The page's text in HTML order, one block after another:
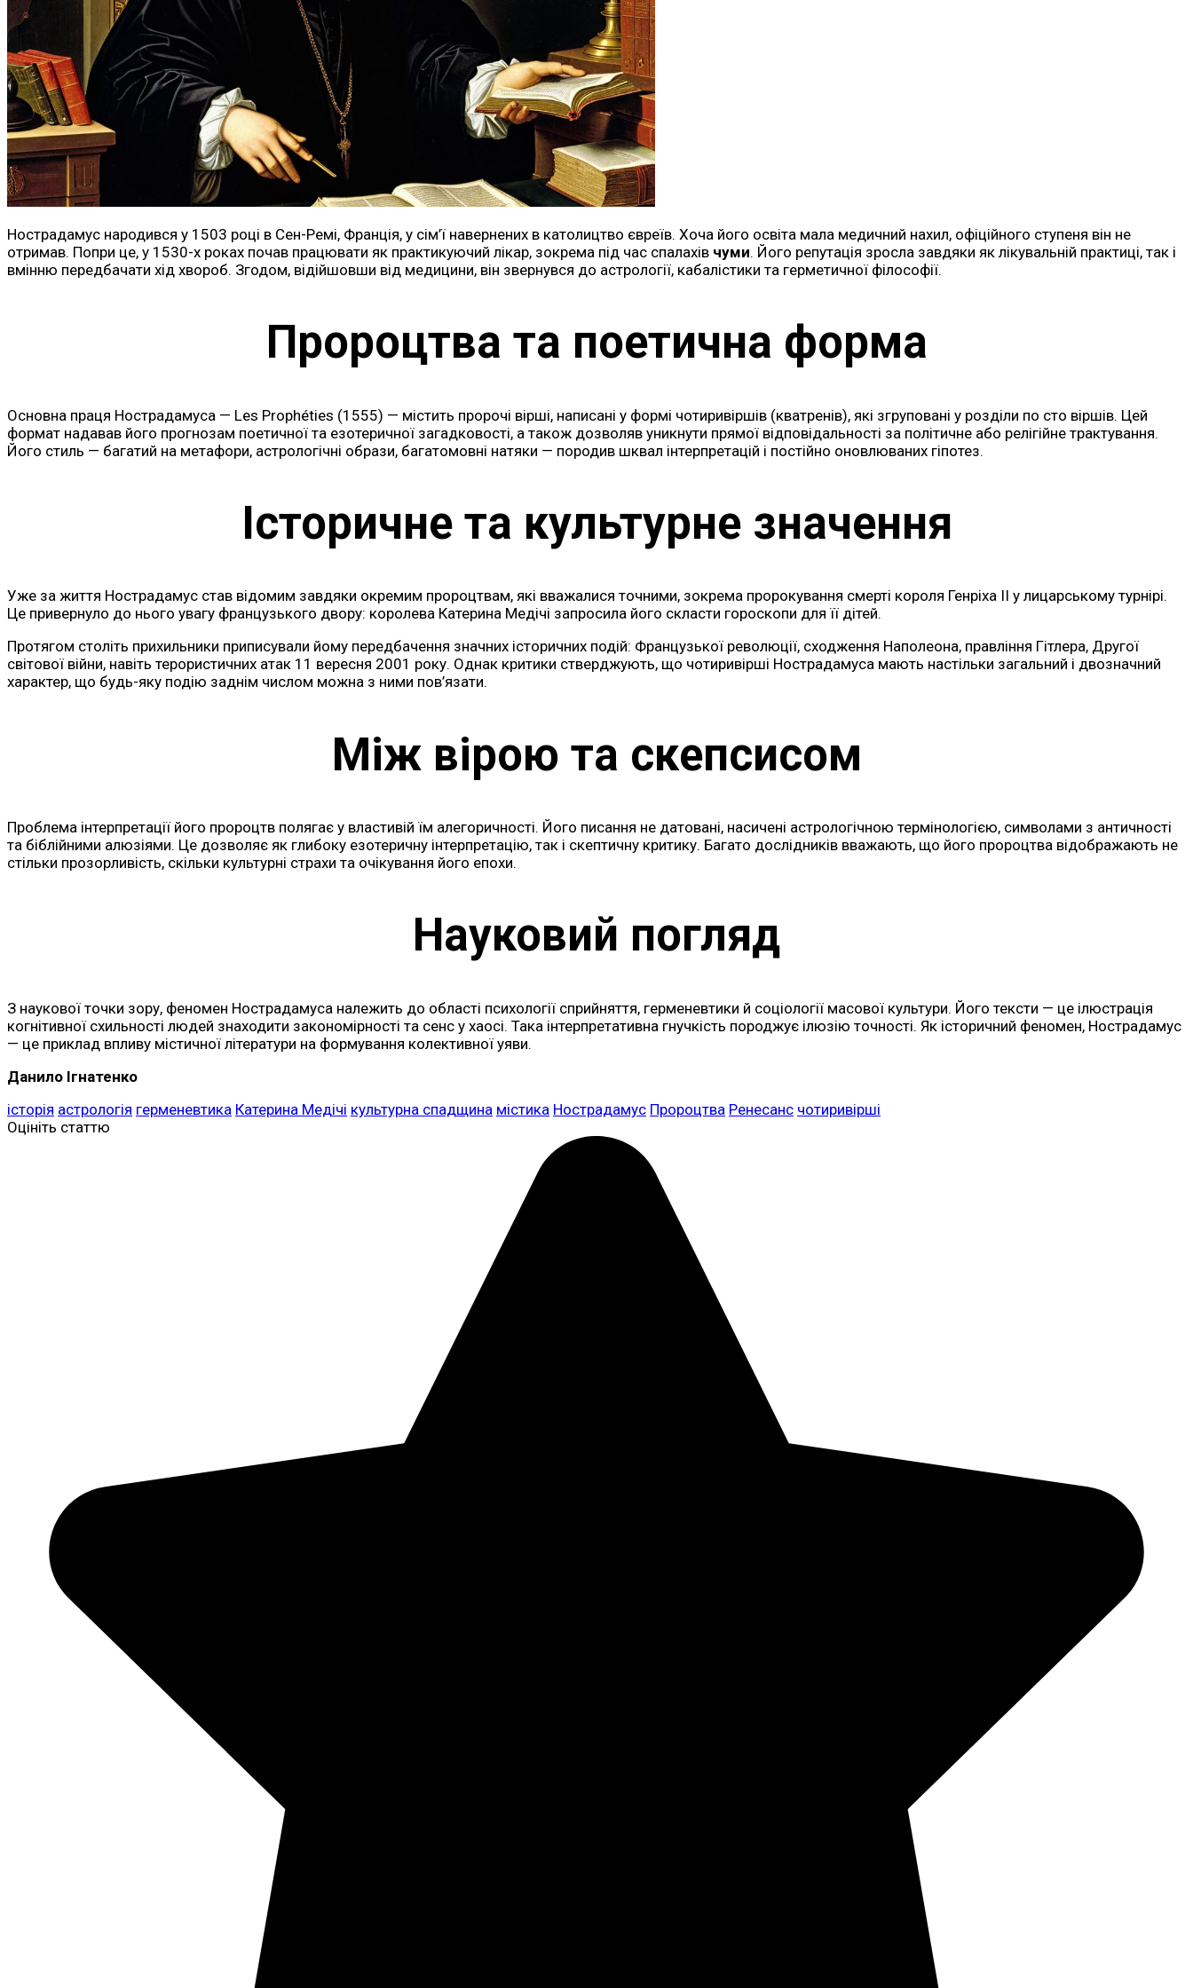
Нострадамус народився у 1503 році в Сен-Ремі, Франція, у сім’ї навернених в католицтво євреїв. Хоча його освіта мала медичний нахил, офіційного ступеня він не
отримав. Попри це, у 1530-х роках почав працювати як практикуючий лікар, зокрема під час спалахів чуми. Його репутація зросла завдяки як лікувальній практиці, так і
вмінню передбачати хід хвороб. Згодом, відійшовши від медицини, він звернувся до астрології, кабалістики та герметичної філософії.
Пророцтва та поетична форма
Основна праця Нострадамуса — Les Prophéties (1555) — містить пророчі вірші, написані у формі чотиривіршів (кватренів), які згруповані у розділи по сто віршів. Цей
формат надавав його прогнозам поетичної та езотеричної загадковості, а також дозволяв уникнути прямої відповідальності за політичне або релігійне трактування.
Його стиль — багатий на метафори, астрологічні образи, багатомовні натяки — породив шквал інтерпретацій і постійно оновлюваних гіпотез.
Історичне та культурне значення
Уже за життя Нострадамус став відомим завдяки окремим пророцтвам, які вважалися точними, зокрема пророкування смерті короля Генріха II у лицарському турнірі.
Це привернуло до нього увагу французького двору: королева Катерина Медічі запросила його скласти гороскопи для її дітей.
Протягом століть прихильники приписували йому передбачення значних історичних подій: Французької революції, сходження Наполеона, правління Гітлера, Другої
світової війни, навіть терористичних атак 11 вересня 2001 року. Однак критики стверджують, що чотиривірші Нострадамуса мають настільки загальний і двозначний
характер, що будь-яку подію заднім числом можна з ними пов’язати.
Між вірою та скепсисом
Проблема інтерпретації його пророцтв полягає у властивій їм алегоричності. Його писання не датовані, насичені астрологічною термінологією, символами з античності
та біблійними алюзіями. Це дозволяє як глибоку езотеричну інтерпретацію, так і скептичну критику. Багато дослідників вважають, що його пророцтва відображають не
стільки прозорливість, скільки культурні страхи та очікування його епохи.
Науковий погляд
З наукової точки зору, феномен Нострадамуса належить до області психології сприйняття, герменевтики й соціології масової культури. Його тексти — це ілюстрація
когнітивної схильності людей знаходити закономірності та сенс у хаосі. Така інтерпретативна гнучкість породжує ілюзію точності. Як історичний феномен, Нострадамус
— це приклад впливу містичної літератури на формування колективної уяви.
Данило Ігнатенко
історія астрологія герменевтика Катерина Медічі культурна спадщина містика Нострадамус Пророцтва Ренесанс чотиривірші
Оцініть статтю